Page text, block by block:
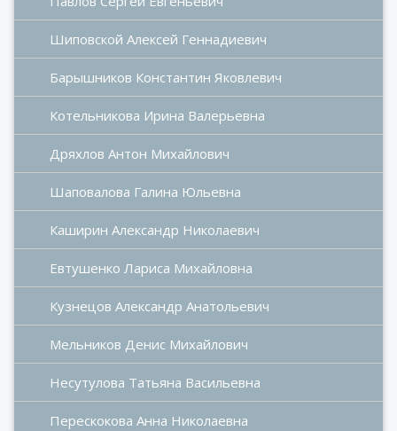
Шиповской Алексей Геннадиевич
Барышников Константин Яковлевич
Котельникова Ирина Валерьевна
Дряхлов Антон Михайлович
Шаповалова Галина Юльевна
Каширин Александр Николаевич
Евтушенко Лариса Михайловна
Кузнецов Александр Анатольевич
Мельников Денис Михайлович
Несутулова Татьяна Васильевна
Перескокова Анна Николаевна